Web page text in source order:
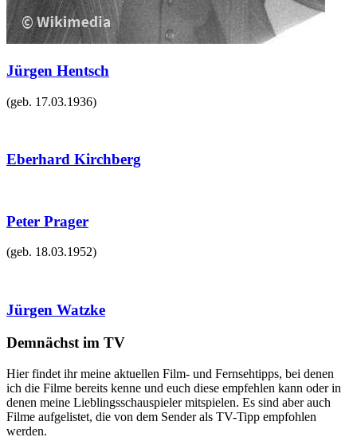
Jürgen Hentsch
(geb. 17.03.1936)
Eberhard Kirchberg
Peter Prager
(geb. 18.03.1952)
Jürgen Watzke
Demnächst im TV
Hier findet ihr meine aktuellen Film- und Fernsehtipps, bei denen
ich die Filme bereits kenne und euch diese empfehlen kann oder in
denen meine Lieblingsschauspieler mitspielen. Es sind aber auch
Filme aufgelistet, die von dem Sender als TV-Tipp empfohlen
werden.